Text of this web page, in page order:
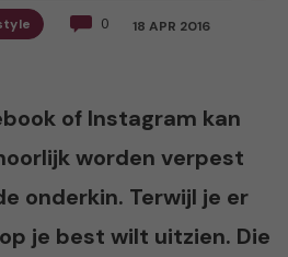
0 18 APR 2016
of Instagram kan
worden verpest
onderkin. Terwijl je er
je best wilt uitzien. Die